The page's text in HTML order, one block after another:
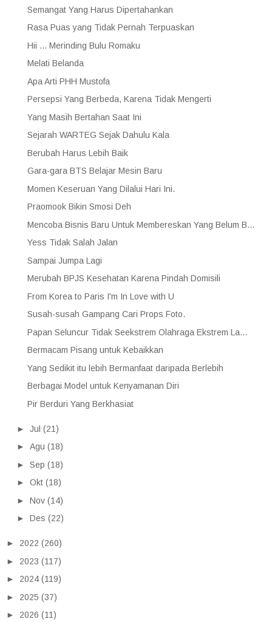
Semangat Yang Harus Dipertahankan
Rasa Puas yang Tidak Pernah Terpuaskan
Hii ... Merinding Bulu Romaku
Melati Belanda
Apa Arti PHH Mustofa
Persepsi Yang Berbeda, Karena Tidak Mengerti
Yang Masih Bertahan Saat Ini
Sejarah WARTEG Sejak Dahulu Kala
Berubah Harus Lebih Baik
Gara-gara BTS Belajar Mesin Baru
Momen Keseruan Yang Dilalui Hari Ini.
Praomook Bikin Smosi Deh
Mencoba Bisnis Baru Untuk Membereskan Yang Belum B...
Yess Tidak Salah Jalan
Sampai Jumpa Lagi
Merubah BPJS Kesehatan Karena Pindah Domisili
From Korea to Paris I'm In Love with U
Susah-susah Gampang Cari Props Foto.
Papan Seluncur Tidak Seekstrem Olahraga Ekstrem La...
Bermacam Pisang untuk Kebaikkan
Yang Sedikit itu lebih Bermanfaat daripada Berlebih
Berbagai Model untuk Kenyamanan Diri
Pir Berduri Yang Berkhasiat
► Jul (21)
► Agu (18)
► Sep (18)
► Okt (18)
► Nov (14)
► Des (22)
► 2022 (260)
► 2023 (117)
► 2024 (119)
► 2025 (37)
► 2026 (11)